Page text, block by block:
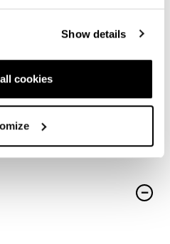
Show details
cookies
管中心水平距离, A[°]: 立管角度, B[°]: 头管
量, R: 前叉偏移量 , G: 前叉长度, 前伸量, 堆